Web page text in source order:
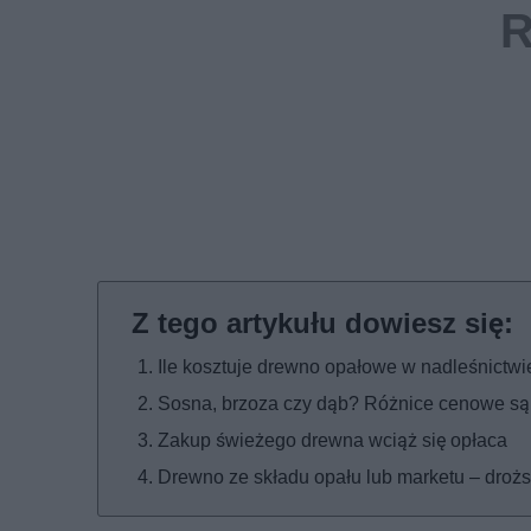
Ile kosztuje drewno opałowe w
Sosna, brzoza czy dąb? Różnice cenowe
Zakup świeżego drewna wciąż się opłaca
Drewno ze składu opału lub marketu –